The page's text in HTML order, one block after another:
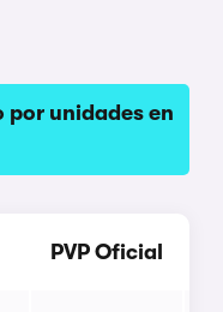
por unidades en
PVP Oficial